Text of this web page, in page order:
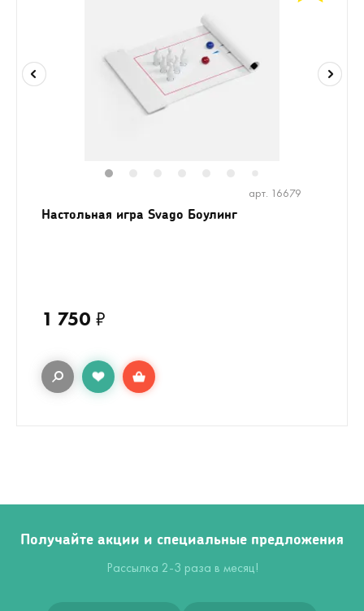
арт. 16679
Настольная игра Svago Боулинг
1 750 ₽
Получайте акции и специальные предложения
Рассылка 2-3 раза в месяц!